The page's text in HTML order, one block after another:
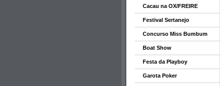
Cacau na OX/FREIRE
Festival Sertanejo
Concurso Miss Bumbum
Boat Show
Festa da Playboy
Garota Poker